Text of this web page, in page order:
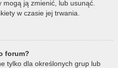
ją zmienić, lub usunąć.
w czasie jej trwania.
forum?
tylko dla określonych grup lub